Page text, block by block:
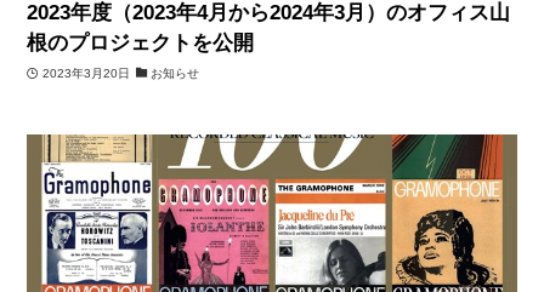
2023年度（2023年4月から2024年3月）のオフィス山
根のプロジェクトを公開
2023年3月20日 お知らせ